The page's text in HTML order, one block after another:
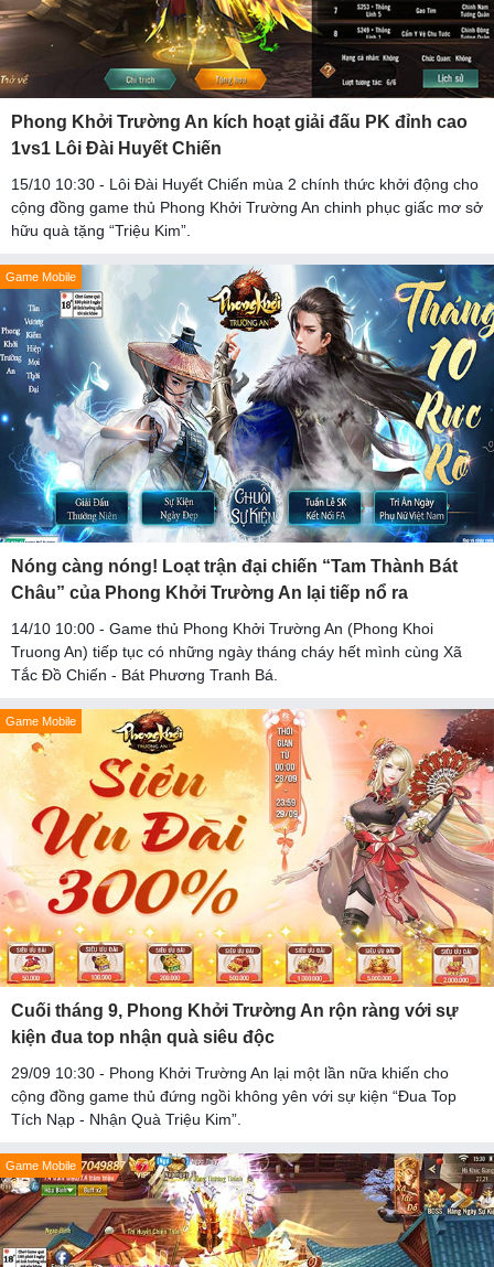
Phong Khởi Trường An kích hoạt giải đấu PK đỉnh cao
1vs1 Lôi Đài Huyết Chiến
15/10 10:30 - Lôi Đài Huyết Chiến mùa 2 chính thức khởi động cho
cộng đồng game thủ Phong Khởi Trường An chinh phục giấc mơ sở
hữu quà tặng “Triệu Kim”.
Game Mobile
Nóng càng nóng! Loạt trận đại chiến “Tam Thành Bát
Châu” của Phong Khởi Trường An lại tiếp nổ ra
14/10 10:00 - Game thủ Phong Khởi Trường An (Phong Khoi
Truong An) tiếp tục có những ngày tháng cháy hết mình cùng Xã
Tắc Đồ Chiến - Bát Phương Tranh Bá.
Game Mobile
Cuối tháng 9, Phong Khởi Trường An rộn ràng với sự
kiện đua top nhận quà siêu độc
29/09 10:30 - Phong Khởi Trường An lại một lần nữa khiến cho
cộng đồng game thủ đứng ngồi không yên với sự kiện “Đua Top
Tích Nạp - Nhận Quà Triệu Kim”.
Game Mobile